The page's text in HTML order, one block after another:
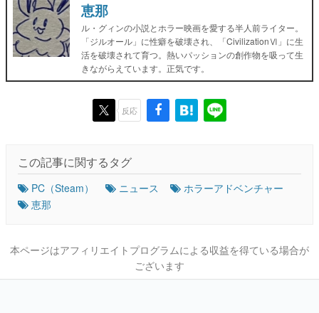
恵那
ル・グィンの小説とホラー映画を愛する半人前ライター。
「ジルオール」に性癖を破壊され、「CivilizationⅥ」に生
活を破壊されて育つ。熱いパッションの創作物を吸って生
きながらえています。正気です。
反応
この記事に関するタグ
PC（Steam） ニュース
ホラーアドベンチャー
恵那
本ページはアフィリエイトプログラムによる収益を得ている場合が
ございます